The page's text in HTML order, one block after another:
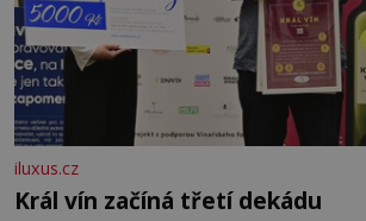
iluxus.cz
Král vín začíná třetí dekádu